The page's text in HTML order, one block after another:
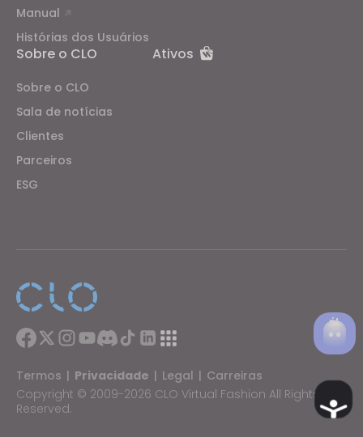
Manual
Histórias dos Usuários
Sobre o CLO
Sobre o CLO
Sala de notícias
Clientes
Parceiros
ESG
Ativos
Termos | Privacidade | Legal | Carreiras
Copyright © 2009-2026 CLO Virtual Fashion All Rights
Reserved.